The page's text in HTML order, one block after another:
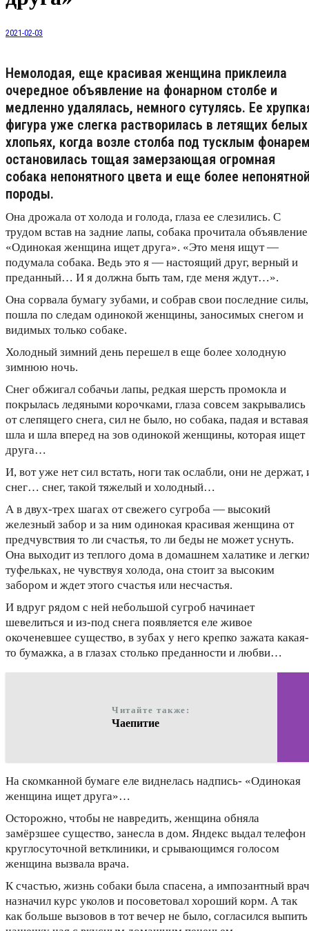
2021-02-03
Немолодая, еще красивая женщина приклеила
очередное объявление на фонарном столбе и
медленно удалялась, немного сутулясь. Ее
фигура уже слегка растворилась в летящих белых
хлопьях, когда возле столба под тусклым
остановилась тощая замерзающая огромная
собака непонятного цвета и еще более
породы.
Она дрожала от холода и голода, глаза ее слезились. С
трудом встав на задние лапы, собака прочитала объявление
«Одинокая женщина ищет друга». «Это меня ищут —
подумала собака. Ведь это я — настоящий друг, верный и
преданный… И я должна быть там, где меня ждут…».
Она сорвала бумагу зубами, и собрав свои последние силы,
пошла по следам одинокой женщины, заносимых снегом и
видимых только собаке.
Холодный зимний день перешел в еще более холодную
зимнюю ночь.
Снег обжигал собачьи лапы, редкая шерсть промокла и
покрылась ледяными корочками, глаза совсем закрывались
от слепящего снега, сил не было, но собака, падая и
шла и шла вперед на зов одинокой женщины, которая ищет
друга…
И, вот уже нет сил встать, ноги так ослабли, они не держат,
снег… снег, такой тяжелый и холодный…
А в двух-трех шагах от свежего сугроба — высокий
железный забор и за ним одинокая красивая женщина от
предчувствия то ли счастья, то ли беды не может уснуть.
Она выходит из теплого дома в домашнем халатике и
туфельках, не чувствуя холода, она стоит за высоким
забором и ждет этого счастья или несчастья.
И вдруг рядом с ней небольшой сугроб начинает
шевелиться и из-под снега появляется еле живое
окоченевшее существо, в зубах у него крепко зажата какая-
то бумажка, а в глазах столько преданности и любви…
Читайте также:
Чаепитие
На скомканной бумаге еле виднелась надпись- «Одинокая
женщина ищет друга»…
Осторожно, чтобы не навредить, женщина обняла
замёрзшее существо, занесла в дом. Яндекс выдал телефон
круглосуточной ветклиники, и срывающимся голосом
женщина вызвала врача.
К счастью, жизнь собаки была спасена, а импозантный врач
назначил курс уколов и посоветовал хороший корм. А так
как больше вызовов в тот вечер не было, согласился выпить